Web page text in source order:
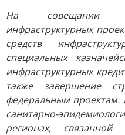
На совещании
инфраструктурных
средств
специальных
инфраструктурных
также завершение
федеральным проектам.
санитарно-
регионах,